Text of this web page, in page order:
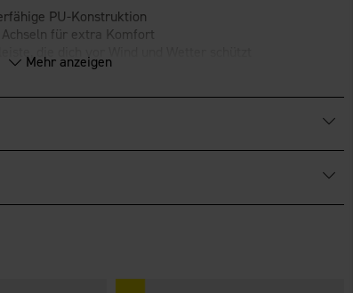
PU-Konstruktion
für extra Komfort
Mehr anzeigen